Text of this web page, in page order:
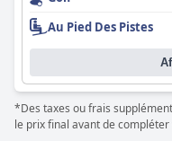
arrangeant, offrant un
aussi agréable que
luxueux, avec des
offrent une gamme
piscines et des
amis à fourrure dans la
élevé pour les animaux de
Au Pied Des Pistes
*Des taxes ou frais
le prix final avant de